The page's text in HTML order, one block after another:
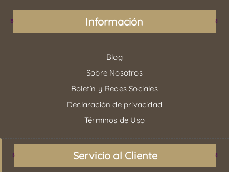
Información
Blog
Sobre Nosotros
Boletín y Redes Sociales
Declaración de privacidad
Términos de Uso
Servicio al Cliente